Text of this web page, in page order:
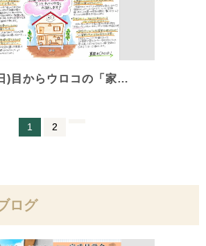
)目からウロコの「家…
1 2
ログ